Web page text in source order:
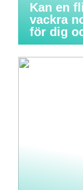
Kan en
vackra
för dig